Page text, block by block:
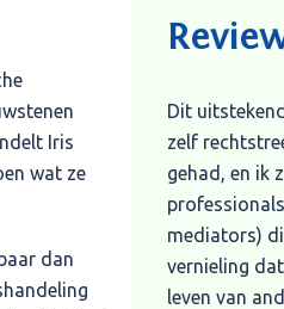
Iris
wat ze
dan
Dit
zelf
gehad, en ik
mediators)
vernieling
leven van